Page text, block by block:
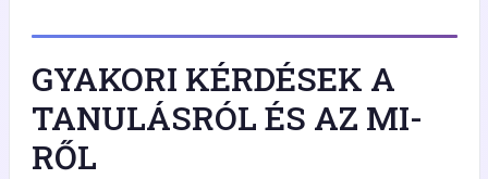
GYAKORI KÉRDÉSEK A
TANULÁSRÓL ÉS AZ MI-
RŐL